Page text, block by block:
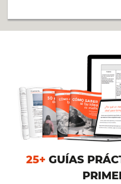
25+ GUÍAS